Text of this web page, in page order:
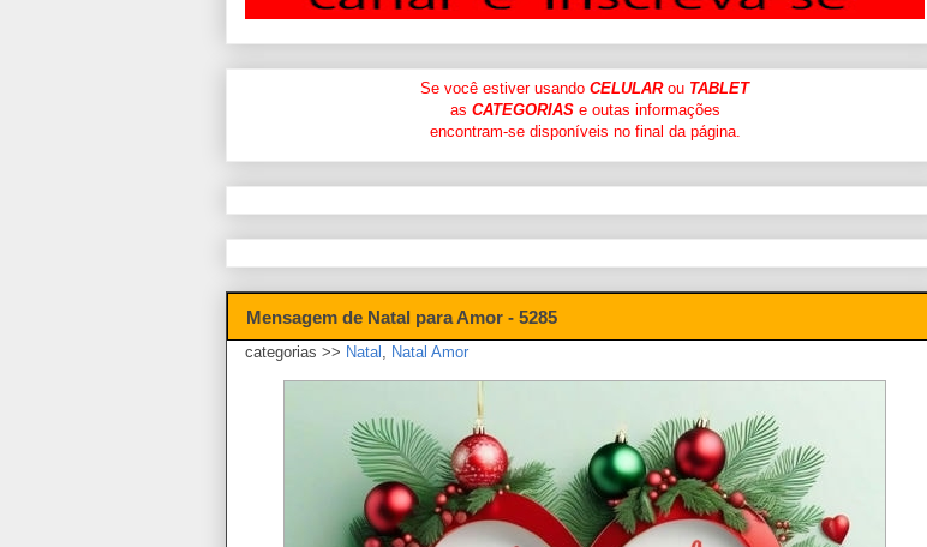
Se você estiver usando CELULARou TABLET
as CATEGORIASe outas informações
encontram-se disponíveis no final da página.
Mensagem de Natal para Amor - 5285
categorias >> Natal Natal Amor